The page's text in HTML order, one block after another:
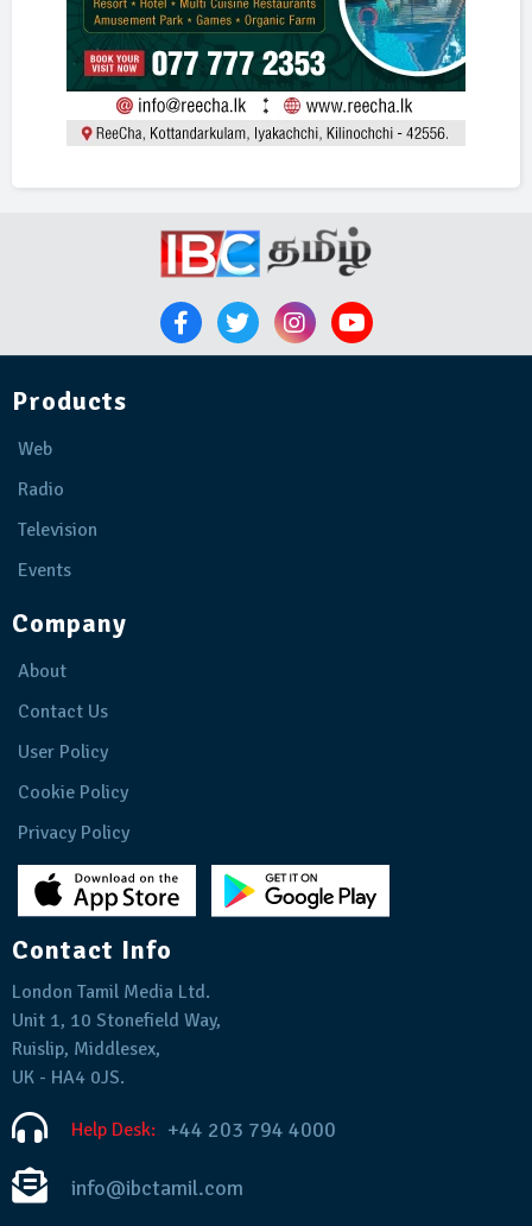
Products
Web
Radio
Television
Events
Company
About
Contact Us
User Policy
Cookie Policy
Privacy Policy
Contact Info
London Tamil Media Ltd.
Unit 1, 10 Stonefield Way,
Ruislip, Middlesex,
UK - HA4 0JS.
Help Desk: +44 203 794 4000
info@ibctamil.com